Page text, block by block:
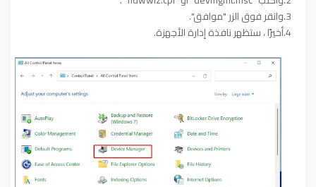
3.وانقر فوق الزر "موافق".
4.أخيرًا ، ستظهر نافذة إدارة الأجهزة.